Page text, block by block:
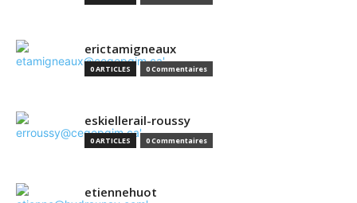
erictamigneaux
0 ARTICLES 0 Commentaires
eskiellerail-roussy
0 ARTICLES 0 Commentaires
etiennehuot